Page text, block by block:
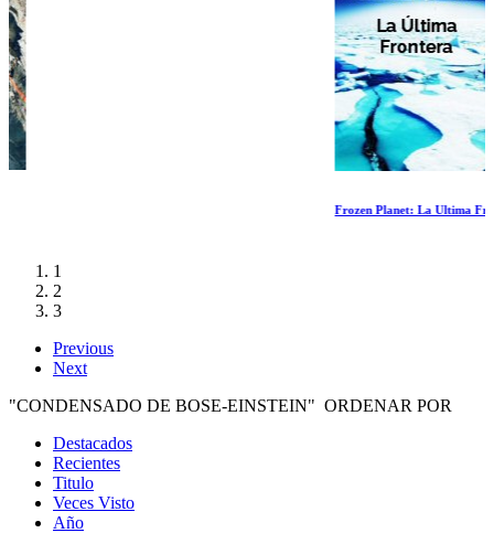
1
2
3
Previous
Next
"CONDENSADO DE BOSE-EINSTEIN" ORDENAR POR
Destacados
Recientes
Titulo
Veces Visto
Año